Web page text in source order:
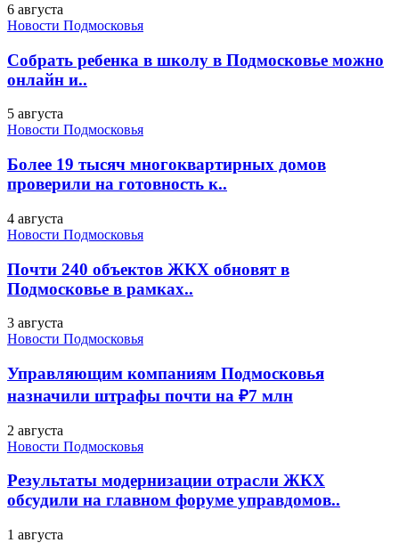
6 августа
Новости Подмосковья
Собрать ребенка в школу в Подмосковье можно
онлайн и..
5 августа
Новости Подмосковья
Более 19 тысяч многоквартирных домов
проверили на готовность к..
4 августа
Новости Подмосковья
Почти 240 объектов ЖКХ обновят в
Подмосковье в рамках..
3 августа
Новости Подмосковья
Управляющим компаниям Подмосковья
назначили штрафы почти на ₽7 млн
2 августа
Новости Подмосковья
Результаты модернизации отрасли ЖКХ
обсудили на главном форуме управдомов..
1 августа